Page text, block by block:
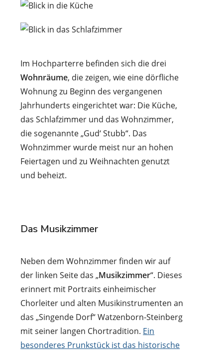
Im Hochparterre befinden sich die drei
Wohnräume, die zeigen, wie eine dörfliche
Wohnung zu Beginn des vergangenen
Jahrhunderts eingerichtet war: Die Küche,
das Schlafzimmer und das Wohnzimmer,
die sogenannte „Gud‘ Stubb“. Das
Wohnzimmer wurde meist nur an hohen
Feiertagen und zu Weihnachten genutzt
und beheizt.
Das Musikzimmer
Neben dem Wohnzimmer finden wir auf
der linken Seite das „Musikzimmer“. Dieses
erinnert mit Portraits einheimischer
Chorleiter und alten Musikinstrumenten an
das „Singende Dorf“ Watzenborn-Steinberg
mit seiner langen Chortradition. Ein
besonderes Prunkstück ist das historische